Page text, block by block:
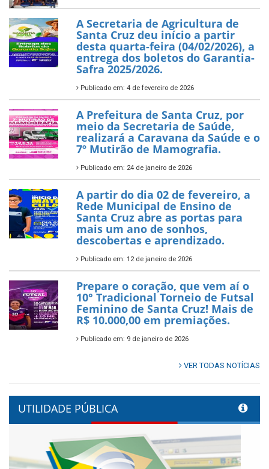
A Secretaria de Agricultura de
Santa Cruz deu início a partir
desta quarta-feira (04/02/2026), a
entrega dos boletos do Garantia-
Safra 2025/2026.
Publicado em: 4 de fevereiro de 2026
A Prefeitura de Santa Cruz, por
meio da Secretaria de Saúde,
realizará a Caravana da Saúde e o
7º Mutirão de Mamografia.
Publicado em: 24 de janeiro de 2026
A partir do dia 02 de fevereiro, a
Rede Municipal de Ensino de
Santa Cruz abre as portas para
mais um ano de sonhos,
descobertas e aprendizado.
Publicado em: 12 de janeiro de 2026
Prepare o coração, que vem aí o
10° Tradicional Torneio de Futsal
Feminino de Santa Cruz! Mais de
R$ 10.000,00 em premiações.
Publicado em: 9 de janeiro de 2026
VER TODAS NOTÍCIAS
UTILIDADE PÚBLICA